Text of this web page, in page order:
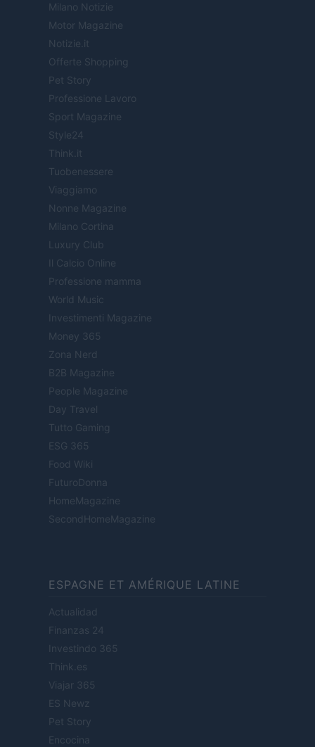
Milano Notizie
Motor Magazine
Notizie.it
Offerte Shopping
Pet Story
Professione Lavoro
Sport Magazine
Style24
Think.it
Tuobenessere
Viaggiamo
Nonne Magazine
Milano Cortina
Luxury Club
Il Calcio Online
Professione mamma
World Music
Investimenti Magazine
Money 365
Zona Nerd
B2B Magazine
People Magazine
Day Travel
Tutto Gaming
ESG 365
Food Wiki
FuturoDonna
HomeMagazine
SecondHomeMagazine
ESPAGNE ET AMÉRIQUE LATINE
Actualidad
Finanzas 24
Investindo 365
Think.es
Viajar 365
ES Newz
Pet Story
Encocina